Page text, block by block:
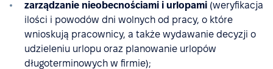
zarządzanie nieobecnościami i urlopami (weryfikacja
ilości i powodów dni wolnych od pracy, o które
wnioskują pracownicy, a także wydawanie decyzji o
udzieleniu urlopu oraz planowanie urlopów
długoterminowych w firmie);